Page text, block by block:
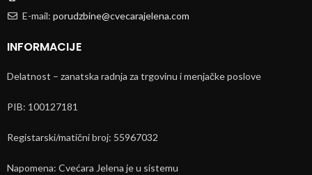
E-mail: porudzbine@cvecarajelena.com
INFORMACIJE
Delatnost – zanatska radnja za trgovinu i menjačke poslove
PIB: 100127181
Registarski/matični broj: 55967032
Napomena: Cvećara Jelena je u sistemu